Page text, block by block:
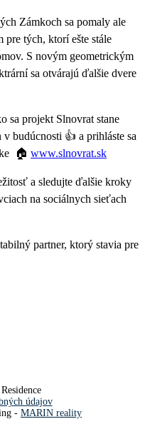
Zámkoch sa pomaly ale
pre tých, ktorí ešte stále
S novým geometrickým
sa otvárajú ďalšie dvere
sa projekt Slnovrat stane
budúcnosti 👍 a prihláste sa
🏠 www.slnovrat.sk
a sledujte ďalšie kroky
na sociálnych sieťach
partner, ktorý stavia pre
údajov
- MARIN reality